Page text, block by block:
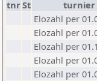
tnrSt turnier
Elozahl per
Elozahl per
Elozahl per
Elozahl per
Elozahl per